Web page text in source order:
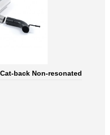
back Non-resonated